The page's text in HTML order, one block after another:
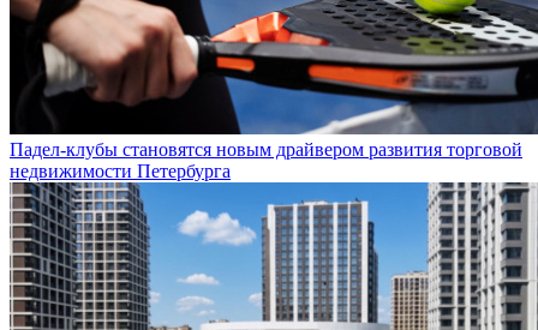
Падел-клубы становятся новым драйвером развития торговой
недвижимости Петербурга